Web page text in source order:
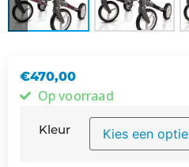
€470,00
Op voorraad
Kleur